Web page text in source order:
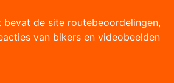
bevat de site routebeoordelingen,
van bikers en videobeelden